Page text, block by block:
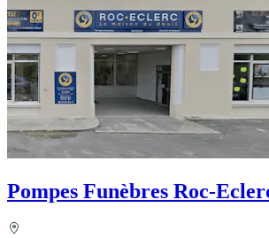
Pompes Funèbres Roc-